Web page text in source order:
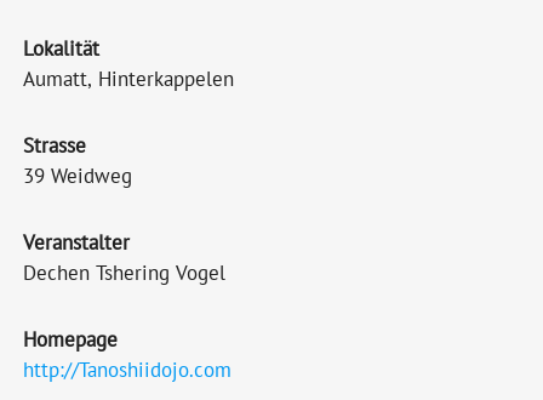
Lokalität
Aumatt, Hinterkappelen
Strasse
39 Weidweg
Veranstalter
Dechen Tshering Vogel
Homepage
http://Tanoshiidojo.com